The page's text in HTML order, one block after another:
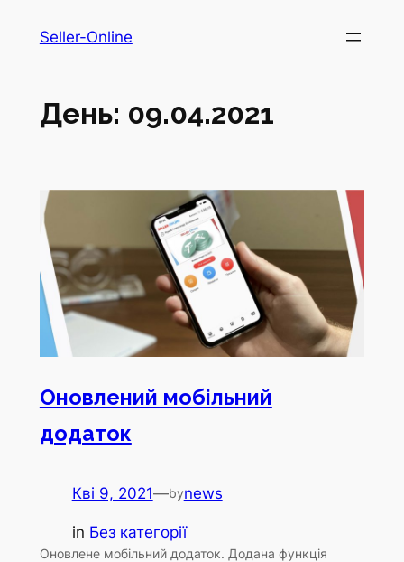
Seller-Online
День: 09.04.2021
Оновлений мобільний
додаток
Кві 9, 2021—bynews
in Без категорії
Оновлене мобільний додаток. Додана функція